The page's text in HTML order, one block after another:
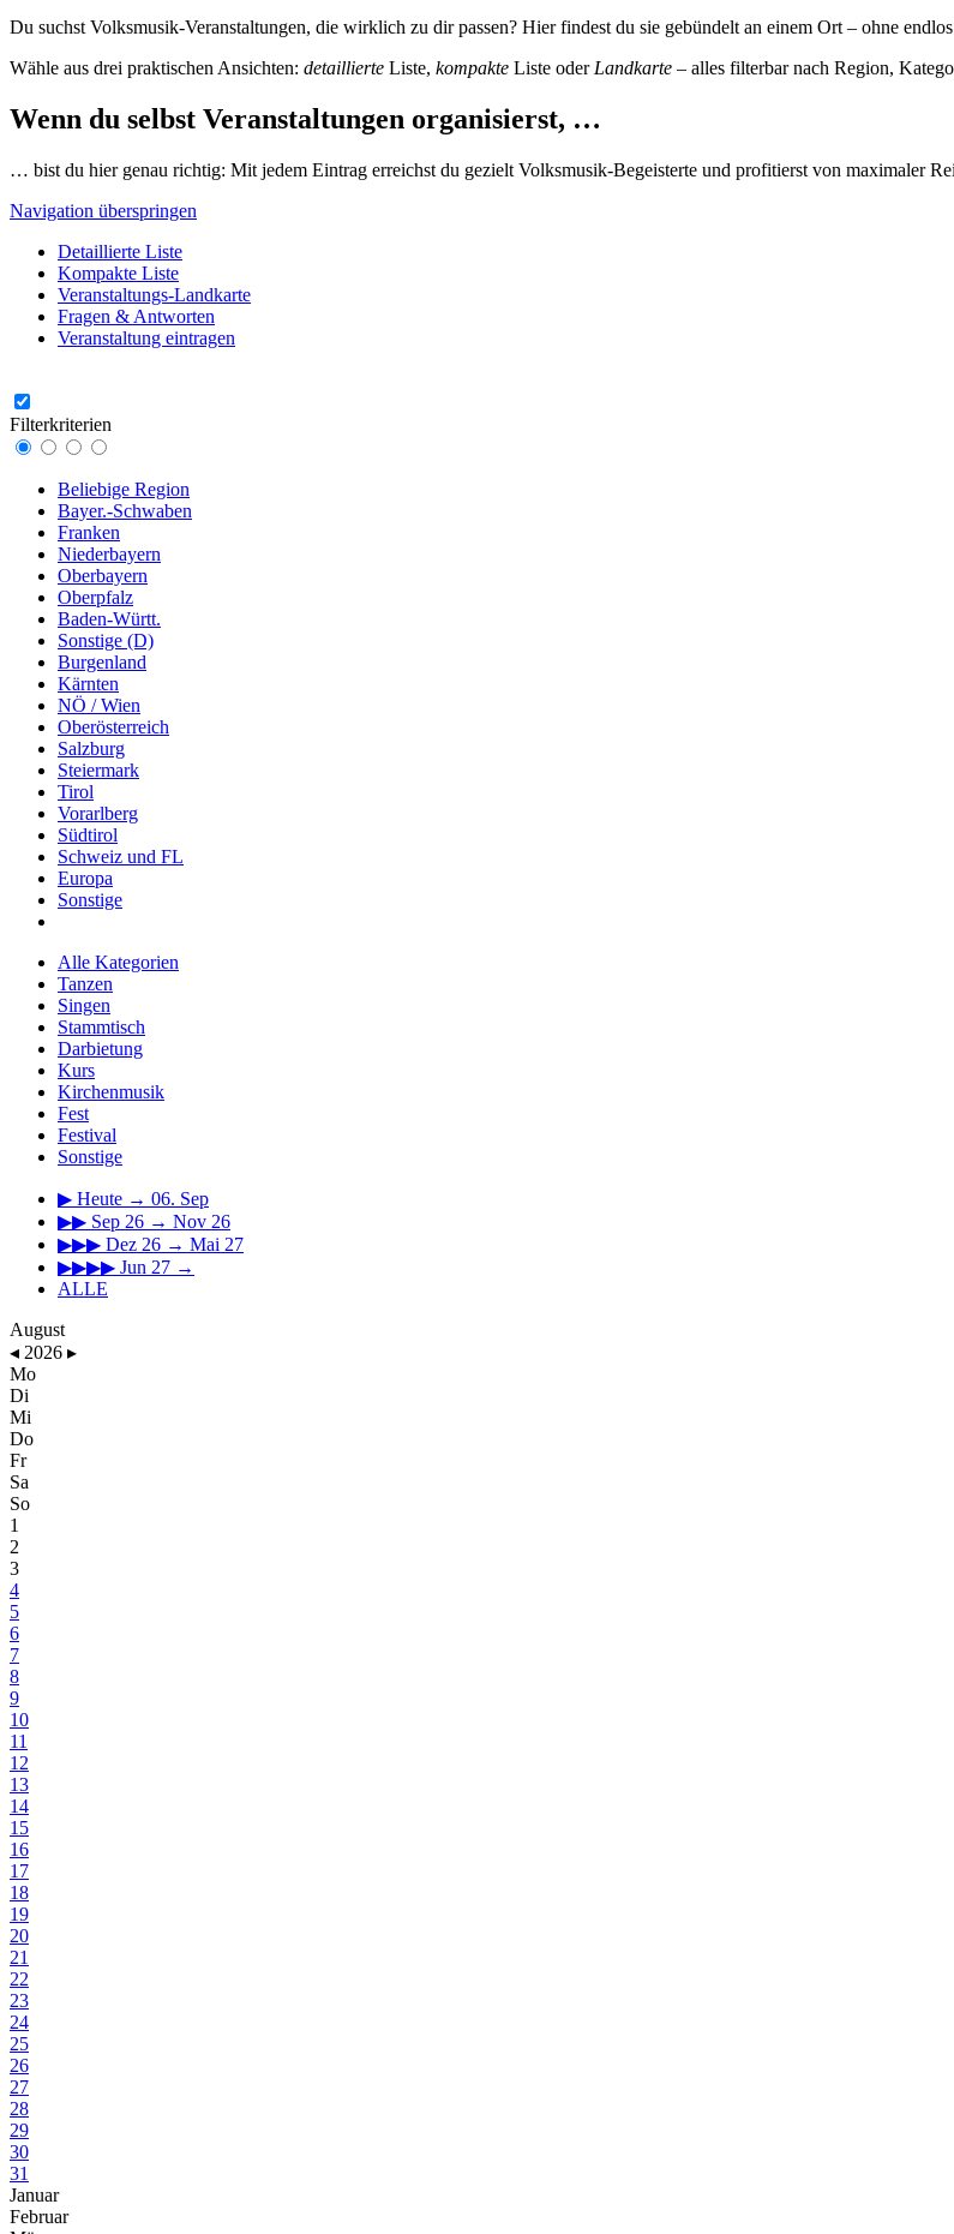
Du suchst Volksmusik-Veranstaltungen, die wirklich zu dir passen? Hier findest du sie gebündelt an einem Ort – ohne
Wähle aus drei praktischen Ansichten: detaillierte Liste, kompakte Liste oder Landkarte – alles filterbar nach Region,
Wenn du selbst Veranstaltungen organisierst, …
… bist du hier genau richtig: Mit jedem Eintrag erreichst du gezielt Volksmusik-Begeisterte und profitierst von maximaler
Navigation überspringen
Detaillierte Liste
Kompakte Liste
Veranstaltungs-Landkarte
Fragen & Antworten
Veranstaltung eintragen
Filterkriterien
Beliebige Region
Bayer.-Schwaben
Franken
Niederbayern
Oberbayern
Oberpfalz
Baden-Württ.
Sonstige (D)
Burgenland
Kärnten
NÖ / Wien
Oberösterreich
Salzburg
Steiermark
Tirol
Vorarlberg
Südtirol
Schweiz und FL
Europa
Sonstige
Alle Kategorien
Tanzen
Singen
Stammtisch
Darbietung
Kurs
Kirchenmusik
Fest
Festival
Sonstige
▶ Heute → 06. Sep
▶▶ Sep 26 → Nov 26
▶▶▶ Dez 26 → Mai 27
▶▶▶▶ Jun 27 →
ALLE
August
◂ 2026 ▸
Mo
Di
Mi
Do
Fr
Sa
So
1
2
3
4
5
6
7
8
9
10
11
12
13
14
15
16
17
18
19
20
21
22
23
24
25
26
27
28
29
30
31
Januar
Februar